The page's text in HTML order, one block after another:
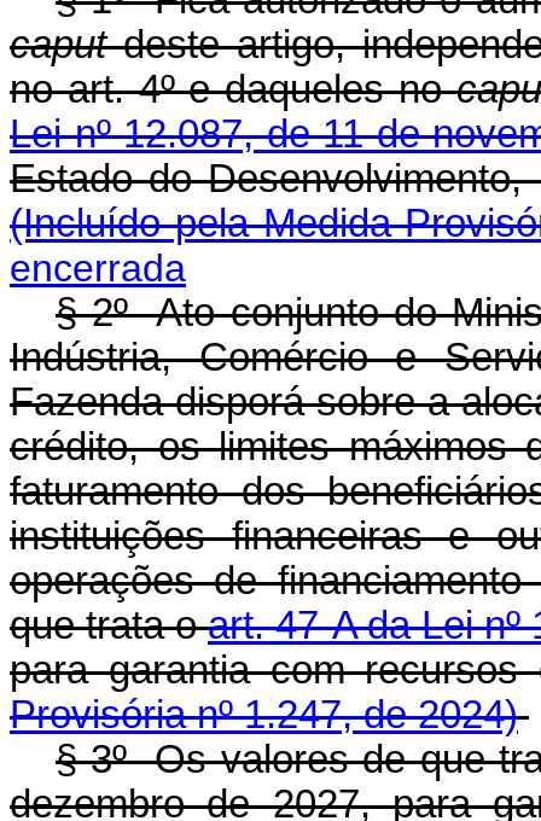
caputdeste artigo,
no art. 4º e daqueles no
Lei nº 12.087, de 11 de
Estado do
(Incluído pela Medida
encerrada
§ 2º Ato conjunto do
Indústria, Comércio e
Fazenda disporá sobre a
crédito, os limites máximos
faturamento dos
instituições financeiras e
operações de
que trata oart. 47-A da Lei
para garantia com
Provisória nº 1.247, de 2024)
§ 3º Os valores de que
dezembro de 2027, para